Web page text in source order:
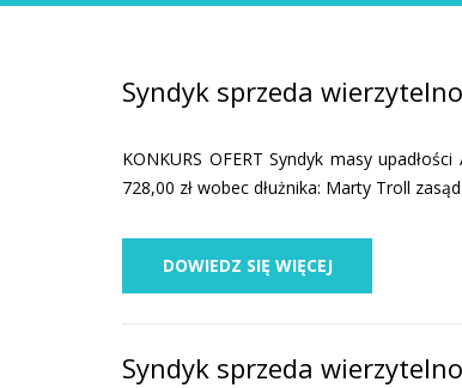
Syndyk sprzeda
KONKURS OFERT Syndyk masy
728,00 zł wobec dłużnika: Marty Troll
DOWIEDZ SIĘ WIĘCEJ
Syndyk sprzeda